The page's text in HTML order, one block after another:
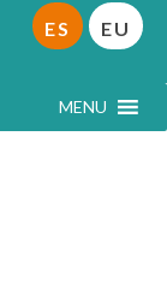
MENU
ES EU